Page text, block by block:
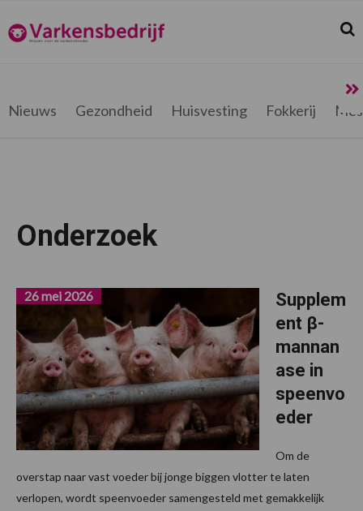
de
hoofdnavigatie
de
hoofd
de
voettekst
Varkensbedrijf.be
Nieuws Gezondheid Huisvesting Fokkerij
Onderzoek
Supplem
ent β-
mannan
ase in
speenvo
eder
26 mei 2026
Om de
overstap naar vast voeder bij jonge biggen vlotter te laten
verlopen, wordt speenvoeder samengesteld met gemakkelijk